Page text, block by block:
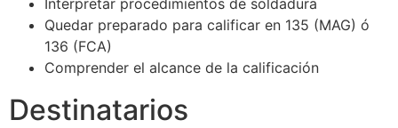
Quedar preparado para calificar en 135 (MAG) ó
136 (FCA)
Comprender el alcance de la calificación
Destinatarios